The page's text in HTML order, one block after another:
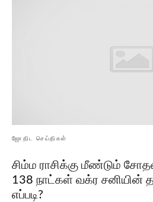
ஜோதிட செய்திகள்
சிம்ம ராசிக்கு மீண்டும்
138 நாட்கள் வக்ர சனியின்
எப்படி?